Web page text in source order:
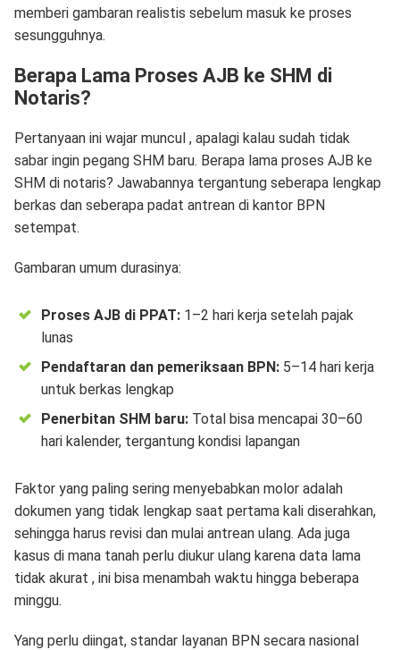
memberi gambaran realistis sebelum masuk ke proses
sesungguhnya.
Berapa Lama Proses AJB ke SHM di
Notaris?
Pertanyaan ini wajar muncul , apalagi kalau sudah tidak
sabar ingin pegang SHM baru. Berapa lama proses AJB ke
SHM di notaris? Jawabannya tergantung seberapa lengkap
berkas dan seberapa padat antrean di kantor BPN
setempat.
Gambaran umum durasinya:
Proses AJB di PPAT:1–2 hari kerja setelah pajak
lunas
Pendaftaran dan pemeriksaan BPN:5–14 hari kerja
untuk berkas lengkap
Penerbitan SHM baru:Total bisa mencapai 30–60
hari kalender, tergantung kondisi lapangan
Faktor yang paling sering menyebabkan molor adalah
dokumen yang tidak lengkap saat pertama kali diserahkan,
sehingga harus revisi dan mulai antrean ulang. Ada juga
kasus di mana tanah perlu diukur ulang karena data lama
tidak akurat , ini bisa menambah waktu hingga beberapa
minggu.
Yang perlu diingat, standar layanan BPN secara nasional